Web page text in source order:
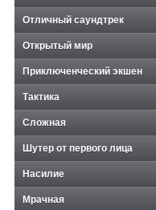
Отличный саундтрек
Открытый мир
Приключенческий экшен
Тактика
Сложная
Шутер от первого лица
Насилие
Мрачная